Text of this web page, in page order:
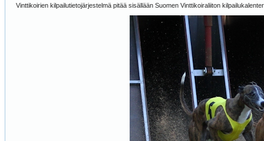
Vinttikoirien kilpailutietojärjestelmä pitää sisällään Suomen Vinttikoiraliiton